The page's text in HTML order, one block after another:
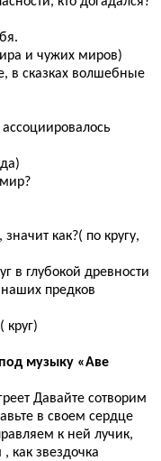
и чужих миров)
в сказках волшебные
как?( по кругу,
в глубокой древности
предков
круг)
музыку «Аве
Давайте сотворим
в своем сердце
к ней лучик,
как звездочка